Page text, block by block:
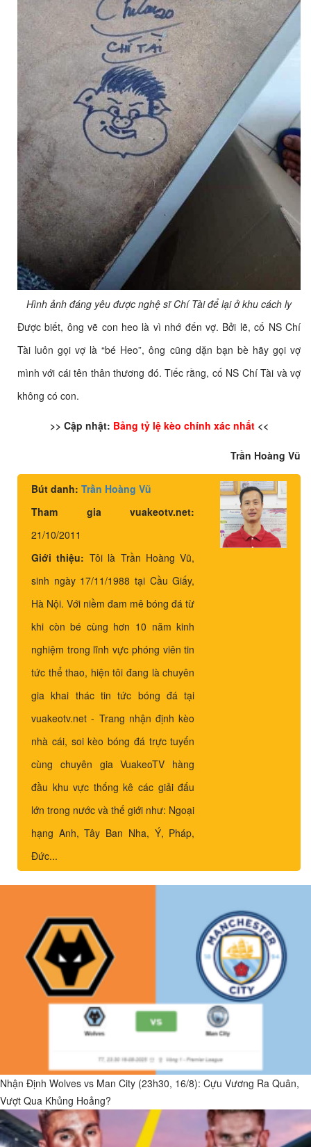
Hình ảnh đáng yêu được nghệ sĩ Chí Tài để lại ở khu cách ly
Được biết, ông vẽ con heo là vì nhớ đến vợ. Bởi lẽ, cố NS Chí
Tài luôn gọi vợ là “bé Heo”, ông cũng dặn bạn bè hãy gọi vợ
mình với cái tên thân thương đó. Tiếc rằng, cố NS Chí Tài và vợ
không có con.
>> Cập nhật: Bảng tỷ lệ kèo chính xác nhất<<
Trần Hoàng Vũ
Bút danh: Trần Hoàng Vũ
Tham gia vuakeotv.net:
21/10/2011
Giới thiệu: Tôi là Trần Hoàng Vũ,
sinh ngày 17/11/1988 tại Cầu Giấy,
Hà Nội. Với niềm đam mê bóng đá từ
khi còn bé cùng hơn 10 năm kinh
nghiệm trong lĩnh vực phóng viên tin
tức thể thao, hiện tôi đang là chuyên
gia khai thác tin tức bóng đá tại
vuakeotv.net - Trang nhận định kèo
nhà cái, soi kèo bóng đá trực tuyến
cùng chuyên gia VuakeoTV hàng
đầu khu vực thống kê các giải đấu
lớn trong nước và thế giới như: Ngoại
hạng Anh, Tây Ban Nha, Ý, Pháp,
Đức...
Nhận Định Wolves vs Man City (23h30, 16/8): Cựu Vương Ra Quân,
Vượt Qua Khủng Hoảng?